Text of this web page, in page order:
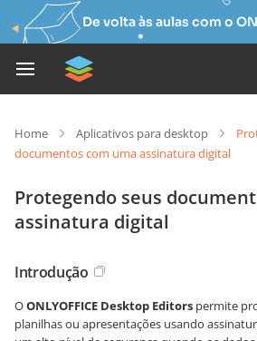
De volta às aulas com o
Home Aplicativos para desktop
documentos com uma assinatura digital
Protegendo seus
assinatura digital
Introdução
OONLYOFFICE Desktop Editors permite
planilhas ou apresentações usando